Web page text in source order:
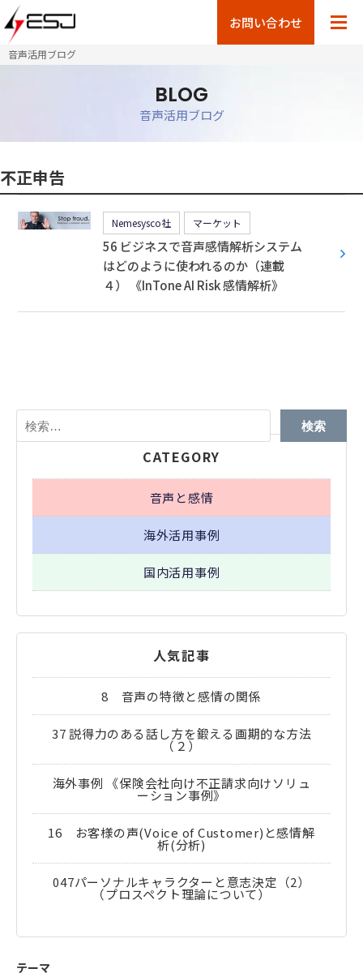
お問い合わせ
BLOG
音声活用ブログ
音声活用ブログ
不正申告
Nemesysco社 マーケット
56 ビジネスで音声感情解析システム
はどのように使われるのか（連載
４） 《InTone AI Risk 感情解析》
検
CATEGORY
音声と感情
海外活用事例
国内活用事例
人気記事
8 音声の特徴と感情の関係
37 説得力のある話し方を鍛える画期的な方法
（２）
海外事例 《保険会社向け不正請求向けソリュ
ーション事例》
16 お客様の声(Voice of Customer)と感情解
析(分析)
047パーソナルキャラクターと意志決定（2）
（プロスペクト理論について）
テーマ